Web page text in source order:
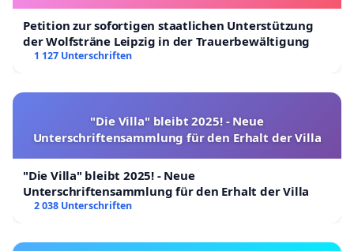
Petition zur sofortigen staatlichen Unterstützung
der Wolfsträne Leipzig in der Trauerbewältigung
1 127 Unterschriften
"Die Villa" bleibt 2025! - Neue
Unterschriftensammlung für den Erhalt der Villa
"Die Villa" bleibt 2025! - Neue
Unterschriftensammlung für den Erhalt der Villa
2 038 Unterschriften